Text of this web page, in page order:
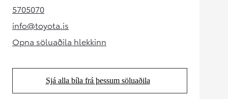
5705070(Opens in new tab)
info@toyota.is(Opens in new tab)
Opna söluaðila hlekkinn
(Opens in new tab)
Sjá alla bíla frá þessum söluaðila
(Opens in new tab)